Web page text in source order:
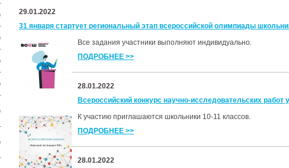
29.01.2022
31 января стартует региональный этап всероссийской олимпиады
Все задания участники выполняют индивидуально.
ПОДРОБНЕЕ >>
28.01.2022
Всероссийский конкурс научно-исследовательских
К участию приглашаются школьники 10-11 классов.
ПОДРОБНЕЕ >>
28.01.2022